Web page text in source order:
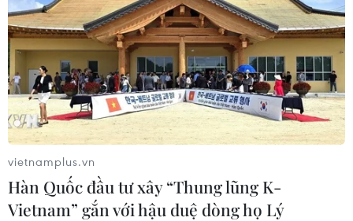
nguy cơ về đợt khủng hoảng năng lượng mới.
vietnamplus.vn
Hàn Quốc đầu tư xây “Thung lũng K-
Vietnam” gắn với hậu duệ dòng họ Lý